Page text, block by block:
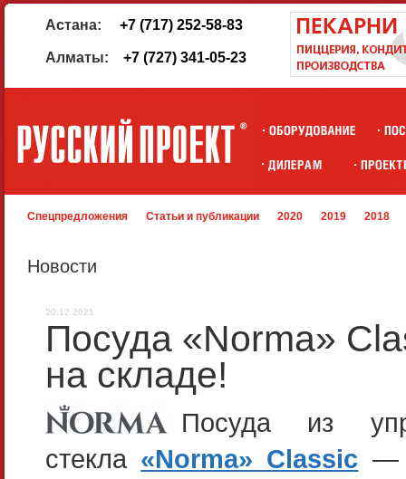
Астана: +7 (717) 252-58-83
Алматы: +7 (727) 341-05-23
Спецпредложения Статьи и публикации 2020 2019 2018
Новости
20.12.2021
Посуда «Norma»
на складе!
Посуда из
стекла «Norma» Classic —